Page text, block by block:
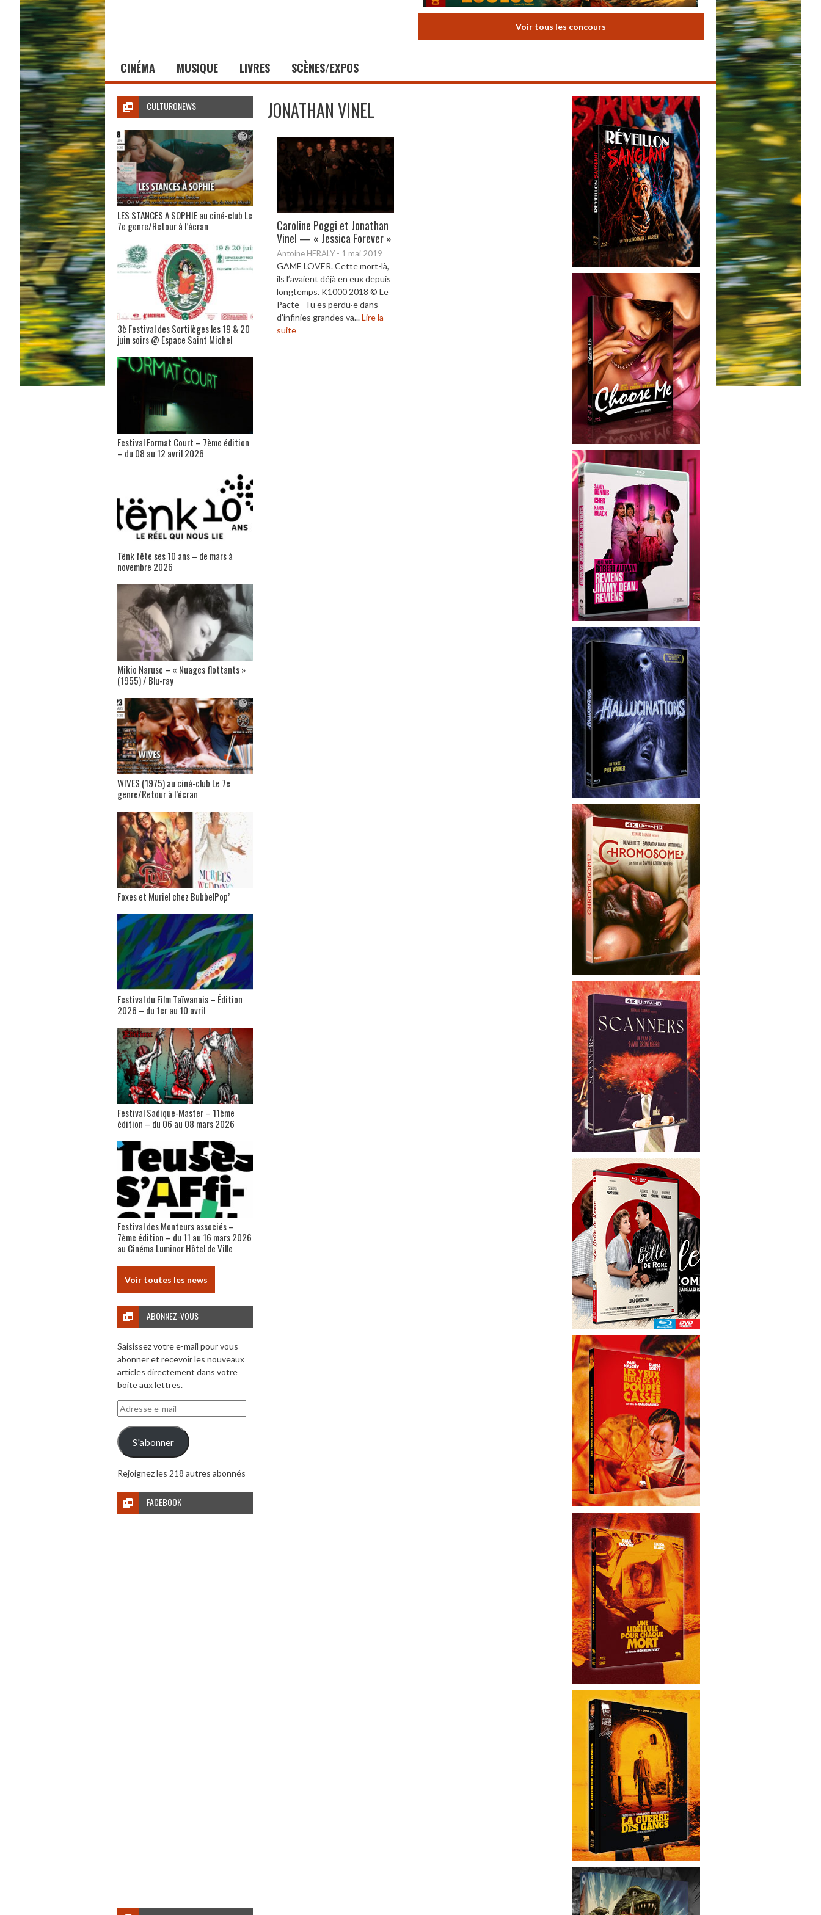
Voir tous les concours
CINÉMA MUSIQUE LIVRES SCÈNES/EXPOS
JONATHAN VINEL
Caroline Poggi et Jonathan
Vinel — « Jessica Forever »
Antoine HERALY - 1 mai 2019
GAME LOVER. Cette mort-là,
ils l’avaient déjà en eux depuis
longtemps. K1000 2018 © Le
Pacte Tu es perdu·e dans
d’infinies grandes va...Lire la
suite
CULTURONEWS
LES STANCES A SOPHIE au ciné-club Le
7e genre/Retour à l’écran
3è Festival des Sortilèges les 19 & 20
juin soirs @ Espace Saint Michel
Festival Format Court – 7ème édition
– du 08 au 12 avril 2026
Tënk fête ses 10 ans – de mars à
novembre 2026
Mikio Naruse – « Nuages flottants »
(1955) / Blu-ray
WIVES (1975) au ciné-club Le 7e
genre/Retour à l’écran
Foxes et Muriel chez BubbelPop’
Festival du Film Taïwanais – Édition
2026 – du 1er au 10 avril
Festival Sadique-Master – 11ème
édition – du 06 au 08 mars 2026
Festival des Monteurs associés –
7ème édition – du 11 au 16 mars 2026
au Cinéma Luminor Hôtel de Ville
Voir toutes les news
ABONNEZ-VOUS
Saisissez votre e-mail pour vous
abonner et recevoir les nouveaux
articles directement dans votre
boite aux lettres.
Adresse
e-
mail
S'abonner
Rejoignez les 218 autres abonnés
FACEBOOK